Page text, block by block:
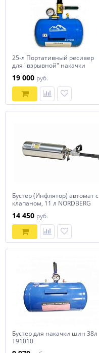
25-л Портативный ресивер
для "взрывной" накачки
19 000 руб.
Бустер (Инфлятор) автомат с
клапаном, 11 л NORDBERG
14 450 руб.
Бустер для накачки шин 38л
T91010